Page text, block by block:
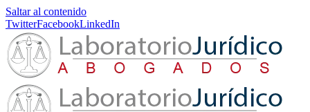
Saltar al contenido
TwitterFacebookLinkedIn